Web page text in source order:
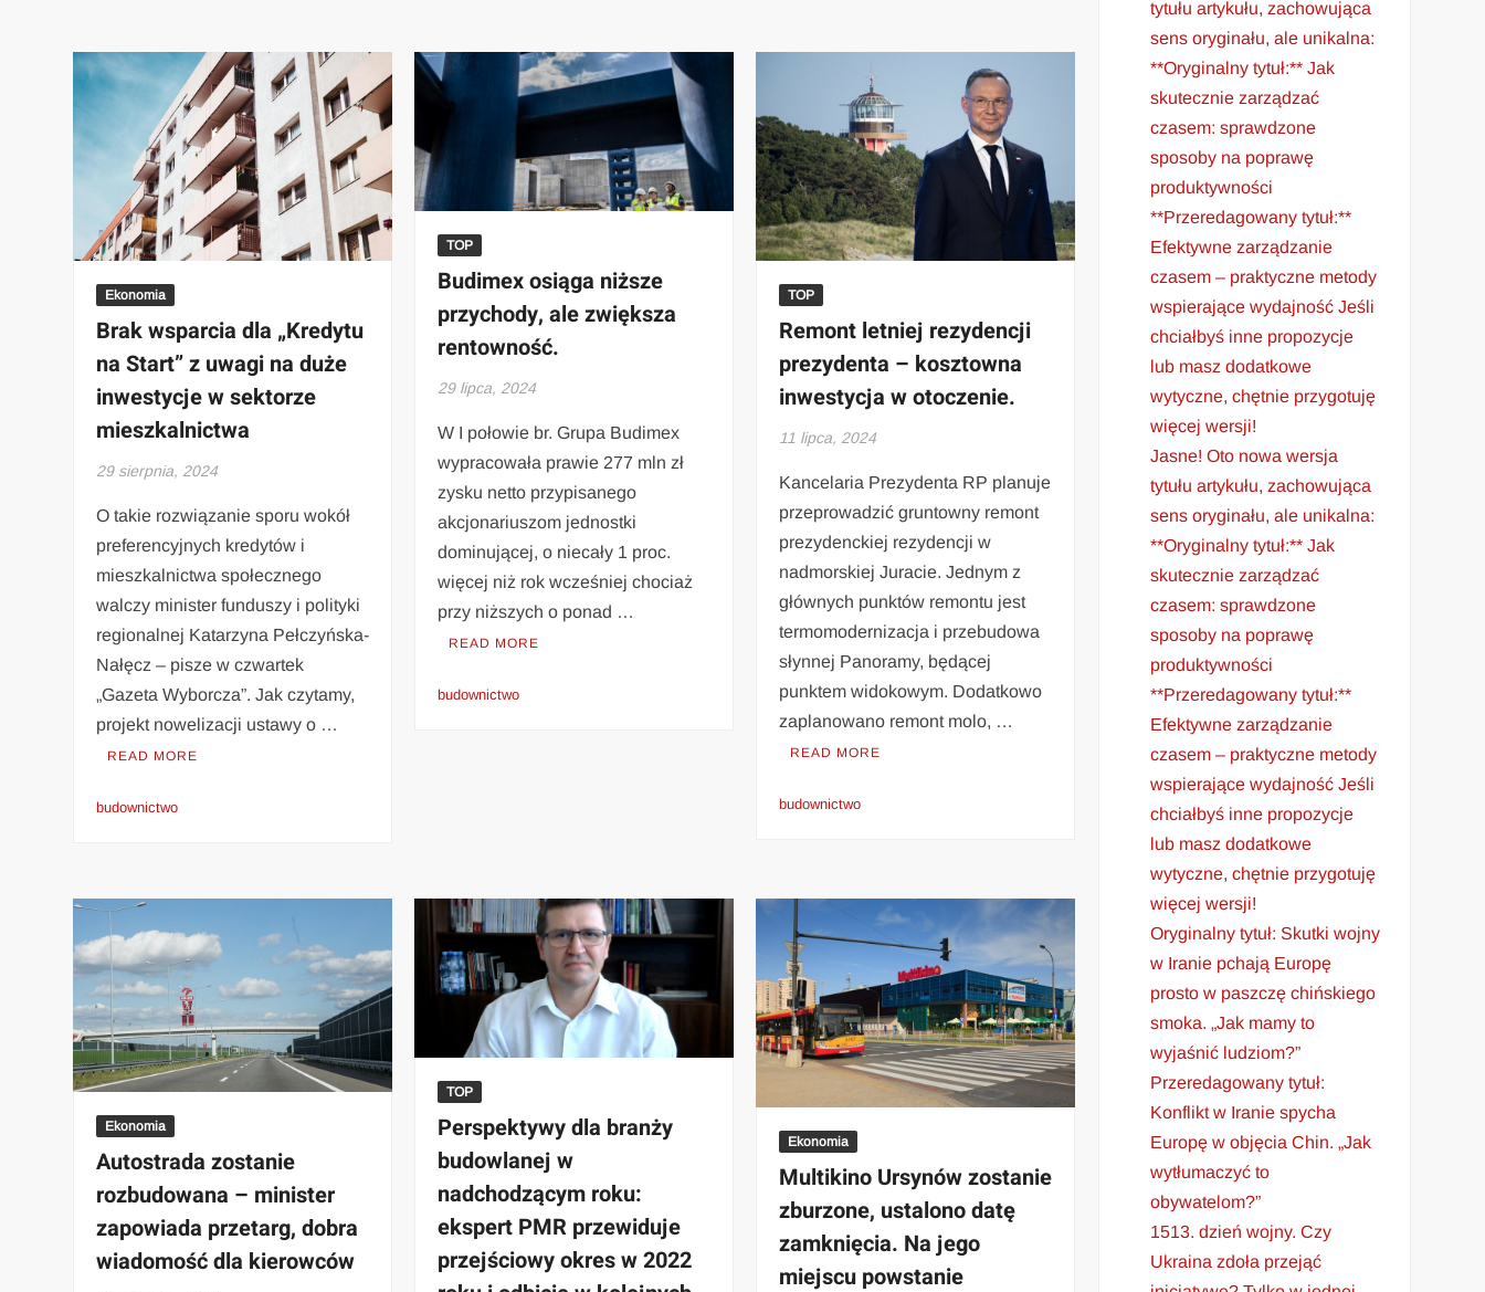
Ekonomia
Brak wsparcia dla „Kredytu
na Start” z uwagi na duże
inwestycje w sektorze
mieszkalnictwa
29 sierpnia, 2024
O takie rozwiązanie sporu wokół
preferencyjnych kredytów i
mieszkalnictwa społecznego
walczy minister funduszy i polityki
regionalnej Katarzyna Pełczyńska-
Nałęcz – pisze w czwartek
„Gazeta Wyborcza”. Jak czytamy,
projekt nowelizacji ustawy o …
READ MORE
budownictwo
TOP
Budimex osiąga niższe
przychody, ale zwiększa
rentowność.
29 lipca, 2024
W I połowie br. Grupa Budimex
wypracowała prawie 277 mln zł
zysku netto przypisanego
akcjonariuszom jednostki
dominującej, o niecały 1 proc.
więcej niż rok wcześniej chociaż
przy niższych o ponad …
READ MORE
budownictwo
TOP
Remont letniej rezydencji
prezydenta – kosztowna
inwestycja w otoczenie.
11 lipca, 2024
Kancelaria Prezydenta RP planuje
przeprowadzić gruntowny remont
prezydenckiej rezydencji w
nadmorskiej Juracie. Jednym z
głównych punktów remontu jest
termomodernizacja i przebudowa
słynnej Panoramy, będącej
punktem widokowym. Dodatkowo
zaplanowano remont molo, …
READ MORE
budownictwo
Ekonomia
Autostrada zostanie
rozbudowana – minister
zapowiada przetarg, dobra
wiadomość dla kierowców
TOP
Perspektywy dla branży
budowlanej w
nadchodzącym roku:
ekspert PMR przewiduje
przejściowy okres w 2022
Ekonomia
Multikino Ursynów zostanie
zburzone, ustalono datę
zamknięcia. Na jego
miejscu powstanie
tytułu artykułu, zachowująca
sens oryginału, ale unikalna:
**Oryginalny tytuł:** Jak
skutecznie zarządzać
czasem: sprawdzone
sposoby na poprawę
produktywności
**Przeredagowany tytuł:**
Efektywne zarządzanie
czasem – praktyczne metody
wspierające wydajność Jeśli
chciałbyś inne propozycje
lub masz dodatkowe
wytyczne, chętnie przygotuję
więcej wersji!
Jasne! Oto nowa wersja
tytułu artykułu, zachowująca
sens oryginału, ale unikalna:
**Oryginalny tytuł:** Jak
skutecznie zarządzać
czasem: sprawdzone
sposoby na poprawę
produktywności
**Przeredagowany tytuł:**
Efektywne zarządzanie
czasem – praktyczne metody
wspierające wydajność Jeśli
chciałbyś inne propozycje
lub masz dodatkowe
wytyczne, chętnie przygotuję
więcej wersji!
Oryginalny tytuł: Skutki wojny
w Iranie pchają Europę
prosto w paszczę chińskiego
smoka. „Jak mamy to
wyjaśnić ludziom?”
Przeredagowany tytuł:
Konflikt w Iranie spycha
Europę w objęcia Chin. „Jak
wytłumaczyć to
obywatelom?”
1513. dzień wojny. Czy
Ukraina zdoła przejąć